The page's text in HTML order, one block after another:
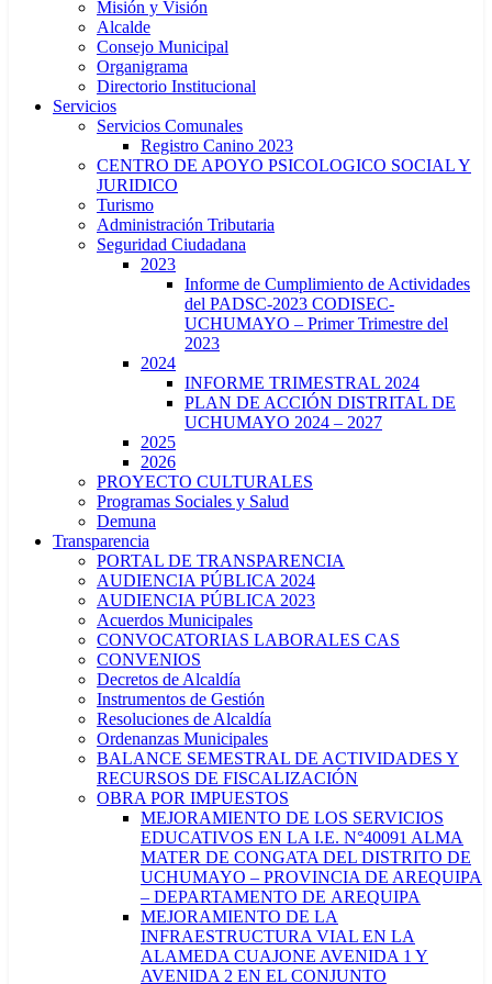
Misión y Visión
Alcalde
Consejo Municipal
Organigrama
Directorio Institucional
Servicios
Servicios Comunales
Registro Canino 2023
CENTRO DE APOYO PSICOLOGICO SOCIAL Y
JURIDICO
Turismo
Administración Tributaria
Seguridad Ciudadana
2023
Informe de Cumplimiento de Actividades
del PADSC-2023 CODISEC-
UCHUMAYO – Primer Trimestre del
2023
2024
INFORME TRIMESTRAL 2024
PLAN DE ACCIÓN DISTRITAL DE
UCHUMAYO 2024 – 2027
2025
2026
PROYECTO CULTURALES
Programas Sociales y Salud
Demuna
Transparencia
PORTAL DE TRANSPARENCIA
AUDIENCIA PÚBLICA 2024
AUDIENCIA PÚBLICA 2023
Acuerdos Municipales
CONVOCATORIAS LABORALES CAS
CONVENIOS
Decretos de Alcaldía
Instrumentos de Gestión
Resoluciones de Alcaldía
Ordenanzas Municipales
BALANCE SEMESTRAL DE ACTIVIDADES Y
RECURSOS DE FISCALIZACIÓN
OBRA POR IMPUESTOS
MEJORAMIENTO DE LOS SERVICIOS
EDUCATIVOS EN LA I.E. N°40091 ALMA
MATER DE CONGATA DEL DISTRITO DE
UCHUMAYO – PROVINCIA DE AREQUIPA
– DEPARTAMENTO DE AREQUIPA
MEJORAMIENTO DE LA
INFRAESTRUCTURA VIAL EN LA
ALAMEDA CUAJONE AVENIDA 1 Y
AVENIDA 2 EN EL CONJUNTO